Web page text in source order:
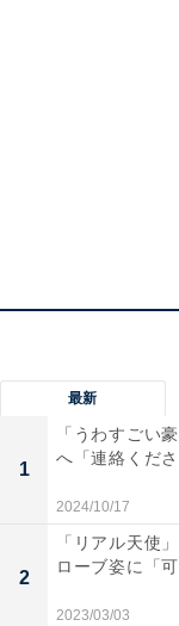
最新
1
「うわすごい
へ「連絡くだ
2024/10/17
2
「リアル天使
ローブ姿に「
2023/03/03